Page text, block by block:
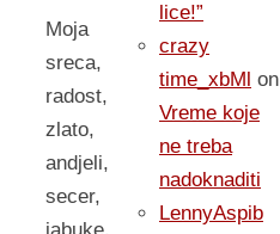
Moja
sreca,
radost,
zlato,
andjeli,
secer,
lice!”
crazy
time_xbMl on
Vreme koje
ne treba
nadoknaditi
LennyAspib